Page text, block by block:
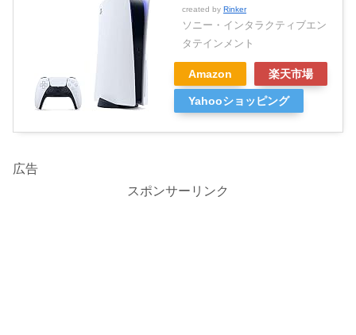
created by Rinker
ソニー・インタラクティブエン
タテインメント
Amazon 楽天市場
Yahooショッピング
広告
スポンサーリンク